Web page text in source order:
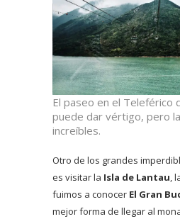
El paseo en el Teleférico
puede dar vértigo, pero
increíbles.
Otro de los grandes
es visitar la Isla de Lantau,
fuimos a conocer El Gran
mejor forma de llegar al